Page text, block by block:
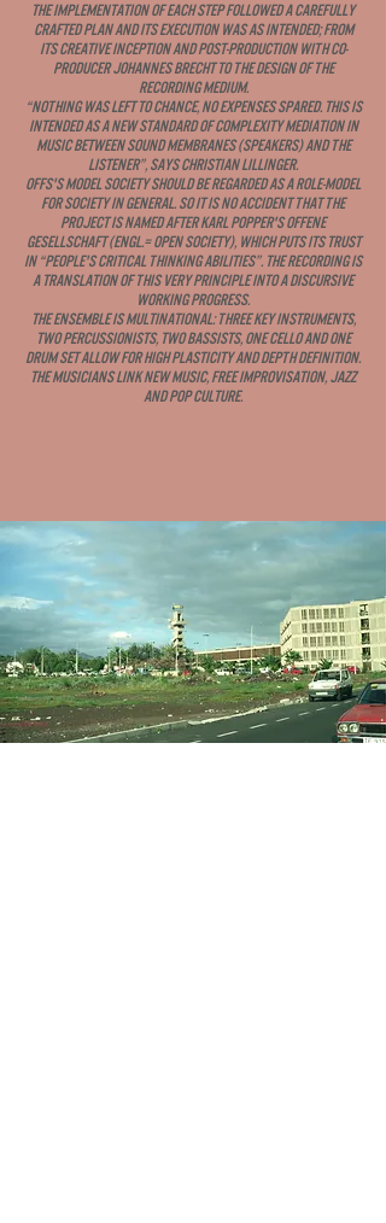
The implementation of each step followed a carefully
crafted plan and its execution was as intended; from
its creative inception and post-production with co-
producer Johannes Brecht to the design of the
recording medium.
“Nothing was left to chance, no expenses spared. This is
intended as a new standard of complexity mediation in
music between sound membranes (speakers) and the
listener”, says Christian Lillinger.
OFFS's model society should be regarded as a role-model
for society in general. So it is no accident that the
project is named after Karl Popper's Offene
Gesellschaft (engl.= open society), which puts its trust
in “people's critical thinking abilities”. The recording is
a translation of this very principle into a discursive
working progress.
The ensemble is multinational: three key instruments,
two percussionists, two bassists, one cello and one
drum set allow for high plasticity and depth definition.
The musicians link new music, free improvisation, jazz
and pop culture.